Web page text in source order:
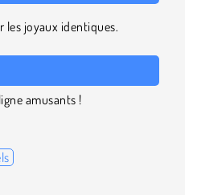
les joyaux identiques.
amusants !